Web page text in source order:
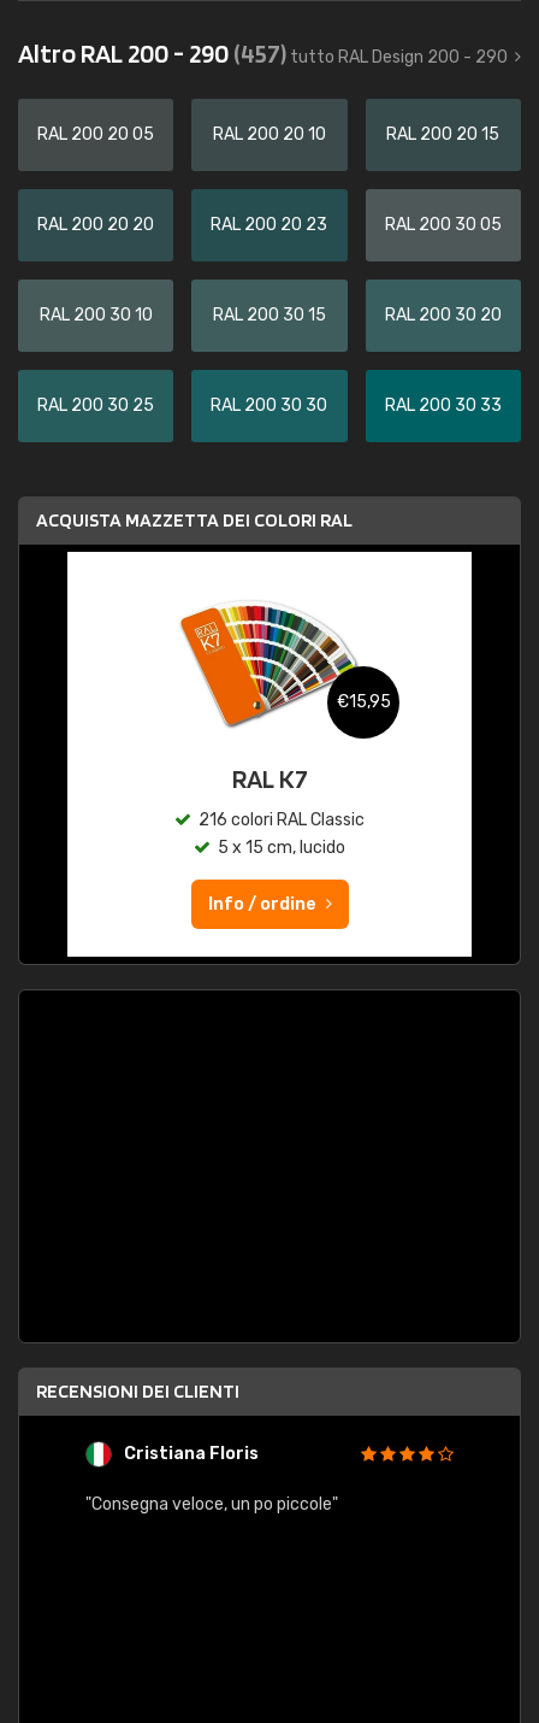
Altro RAL 200 - 290(457) tutto RAL Design 200 - 290
RAL 200 20 05 RAL 200 20 10 RAL 200 20 15
RAL 200 20 20 RAL 200 20 23 RAL 200 30 05
RAL 200 30 10 RAL 200 30 15 RAL 200 30 20
RAL 200 30 25 RAL 200 30 30 RAL 200 30 33
ACQUISTA MAZZETTA DEI COLORI RAL
€15,95
RAL K7
216 colori RAL Classic
5 x 15 cm, lucido
Info / ordine
RECENSIONI DEI CLIENTI
Cristiana Floris
"Consegna veloce, un po piccole"